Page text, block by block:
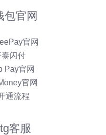
包官网
官网
闪付
Pay官网
官网
通流程
客服